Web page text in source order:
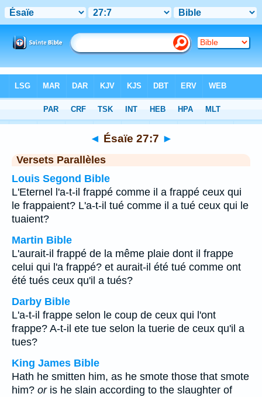
Chapitre 27> Verset 7
◄ Ésaïe 27:7 ►
Versets Parallèles
Louis Segond Bible
L'Eternel l'a-t-il frappé comme il a frappé ceux qui
le frappaient? L'a-t-il tué comme il a tué ceux qui le
tuaient?
Martin Bible
L'aurait-il frappé de la même plaie dont il frappe
celui qui l'a frappé? et aurait-il été tué comme ont
été tués ceux qu'il a tués?
Darby Bible
L'a-t-il frappe selon le coup de ceux qui l'ont
frappe? A-t-il ete tue selon la tuerie de ceux qu'il a
tues?
King James Bible
Hath he smitten him, as he smote those that smote
him? oris he slain according to the slaughter of